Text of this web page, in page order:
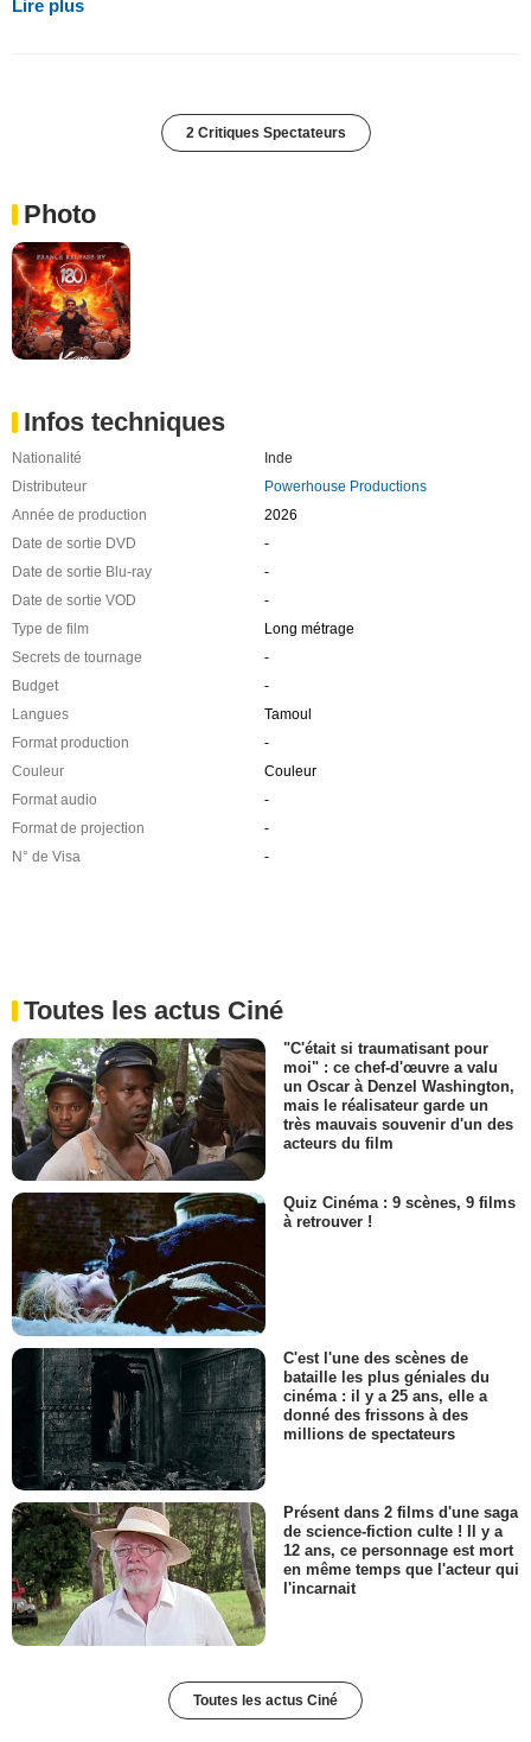
Lire plus
2 Critiques Spectateurs
Photo
Infos techniques
Nationalité
Inde
Distributeur
Powerhouse Productions
Année de production
2026
Date de sortie DVD
-
Date de sortie Blu-ray
-
Date de sortie VOD
-
Type de film
Long métrage
Secrets de tournage
-
Budget
-
Langues
Tamoul
Format production
-
Couleur
Couleur
Format audio
-
Format de projection
-
N° de Visa
-
Toutes les actus Ciné
"C'était si traumatisant pour
moi" : ce chef-d'œuvre a valu
un Oscar à Denzel Washington,
mais le réalisateur garde un
très mauvais souvenir d'un des
acteurs du film
Quiz Cinéma : 9 scènes, 9 films
à retrouver !
C'est l'une des scènes de
bataille les plus géniales du
cinéma : il y a 25 ans, elle a
donné des frissons à des
millions de spectateurs
Présent dans 2 films d'une saga
de science-fiction culte ! Il y a
12 ans, ce personnage est mort
en même temps que l'acteur qui
l'incarnait
Toutes les actus Ciné